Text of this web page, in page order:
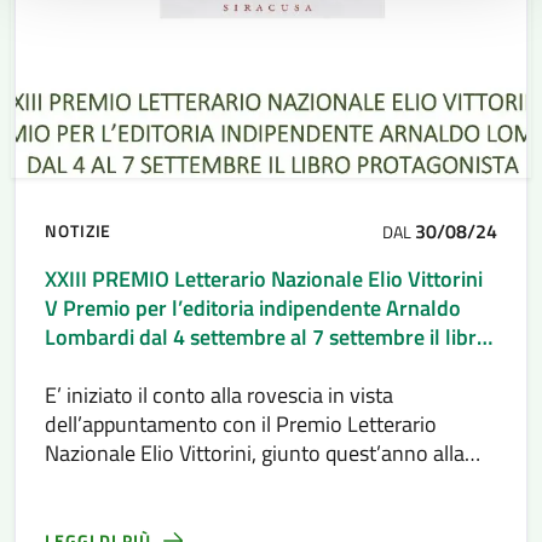
NOTIZIE DAL30/08/24
XXIII PREMIO Letterario Nazionale Elio Vittorini
V Premio per l’editoria indipendente Arnaldo
Lombardi dal 4 settembre al 7 settembre il libro
E’ iniziato il conto alla rovescia in vista
dell’appuntamento con il Premio Letterario
Nazionale Elio Vittorini, giunto quest’anno alla